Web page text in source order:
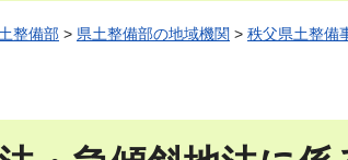
整備部 > 県土整備部の地域機関 > 秩父県土整備